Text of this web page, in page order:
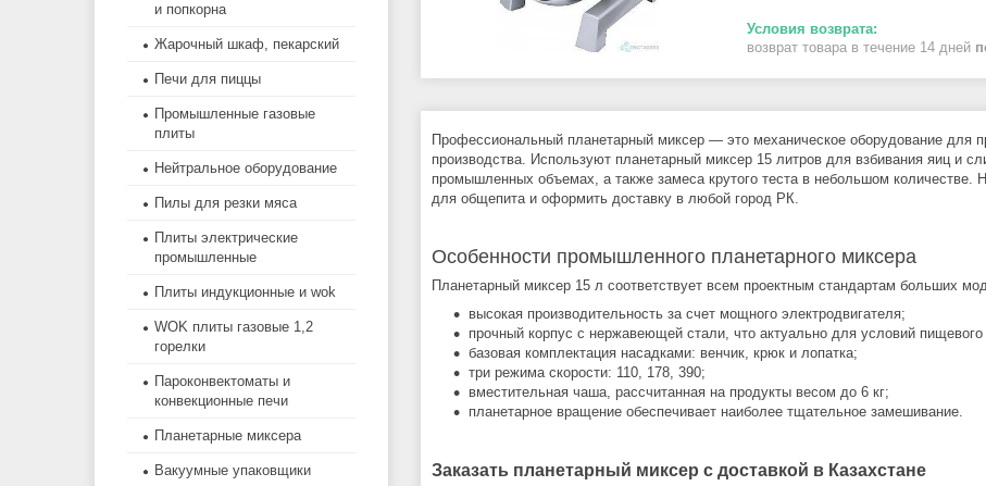
возврат товара в течение 14 дней
Профессиональный планетарный миксер — это механическое оборудование для
производства. Используют планетарный миксер 15 литров для взбивания яиц и
промышленных объемах, а также замеса крутого теста в небольшом количестве.
для общепита и оформить доставку в любой город РК.
Особенности промышленного планетарного миксера
Планетарный миксер 15 л соответствует всем проектным стандартам больших
высокая производительность за счет мощного электродвигателя;
прочный корпус с нержавеющей стали, что актуально для условий пищевого
базовая комплектация насадками: венчик, крюк и лопатка;
три режима скорости: 110, 178, 390;
вместительная чаша, рассчитанная на продукты весом до 6 кг;
планетарное вращение обеспечивает наиболее тщательное замешивание.
Заказать планетарный миксер с доставкой в Казахстане
и попкорна
Жарочный шкаф, пекарский
Печи для пиццы
Промышленные газовые
плиты
Нейтральное оборудование
Пилы для резки мяса
Плиты электрические
промышленные
Плиты индукционные и wok
WOK плиты газовые 1,2
горелки
Пароконвектоматы и
конвекционные печи
Планетарные миксера
Вакуумные упаковщики